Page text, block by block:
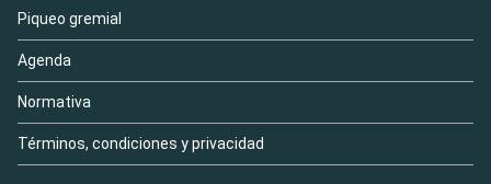
Piqueo gremial
Agenda
Normativa
Términos, condiciones y privacidad